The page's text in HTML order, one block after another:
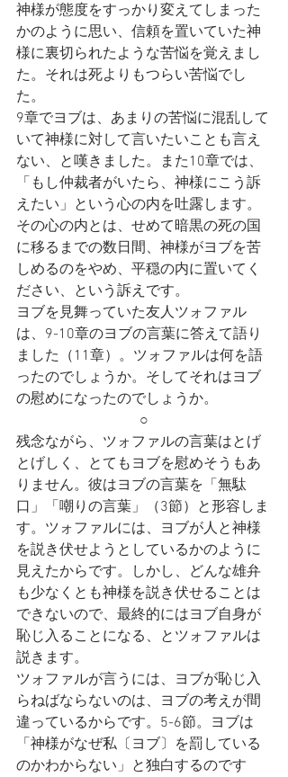
神様が態度をすっかり変えてしまった
かのように思い、信頼を置いていた神
様に裏切られたような苦悩を覚えまし
た。それは死よりもつらい苦悩でし
た。
9章でヨブは、あまりの苦悩に混乱して
いて神様に対して言いたいことも言え
ない、と嘆きました。また10章では、
「もし仲裁者がいたら、神様にこう訴
えたい」という心の内を吐露します。
その心の内とは、せめて暗黒の死の国
に移るまでの数日間、神様がヨブを苦
しめるのをやめ、平穏の内に置いてく
ださい、という訴えです。
ヨブを見舞っていた友人ツォファル
は、9-10章のヨブの言葉に答えて語り
ました（11章）。ツォファルは何を語
ったのでしょうか。そしてそれはヨブ
の慰めになったのでしょうか。
○
残念ながら、ツォファルの言葉はとげ
とげしく、とてもヨブを慰めそうもあ
りません。彼はヨブの言葉を「無駄
口」「嘲りの言葉」（3節）と形容しま
す。ツォファルには、ヨブが人と神様
を説き伏せようとしているかのように
見えたからです。しかし、どんな雄弁
も少なくとも神様を説き伏せることは
できないので、最終的にはヨブ自身が
恥じ入ることになる、とツォファルは
説きます。
ツォファルが言うには、ヨブが恥じ入
らねばならないのは、ヨブの考えが間
違っているからです。5-6節。ヨブは
「神様がなぜ私〔ヨブ〕を罰している
のかわからない」と独白するのです